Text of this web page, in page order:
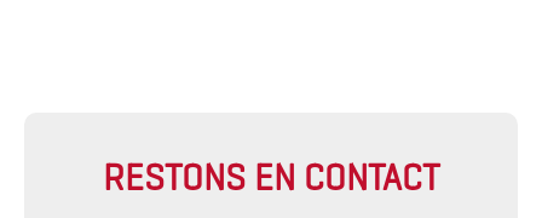
RESTONS EN CONTACT